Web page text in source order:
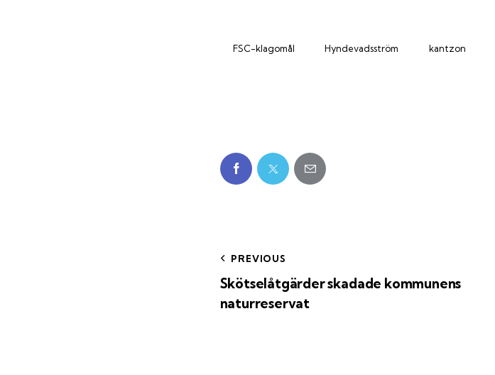
FSC-klagomål Hyndevadsström kantzon
PREVIOUS
Skötselåtgärder skadade kommunens
naturreservat